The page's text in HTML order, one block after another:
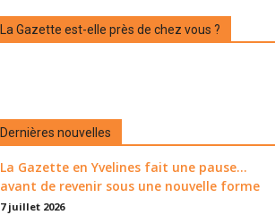
La Gazette est-elle près de chez vous ?
Dernières nouvelles
La Gazette en Yvelines fait une pause...
avant de revenir sous une nouvelle forme
7 juillet 2026